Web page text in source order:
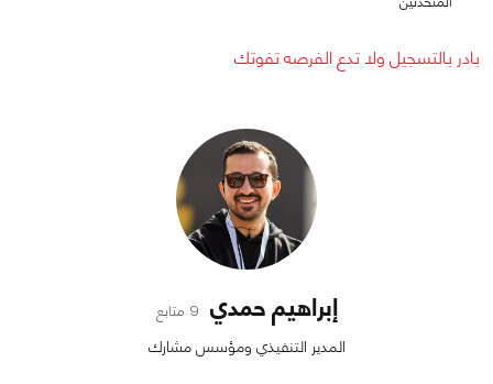
بادر بالتسجيل ولا تدع الفرصه تفوتك
إبراهيم حمدي 9 متابع
المدير التنفيذي ومؤسس مشارك